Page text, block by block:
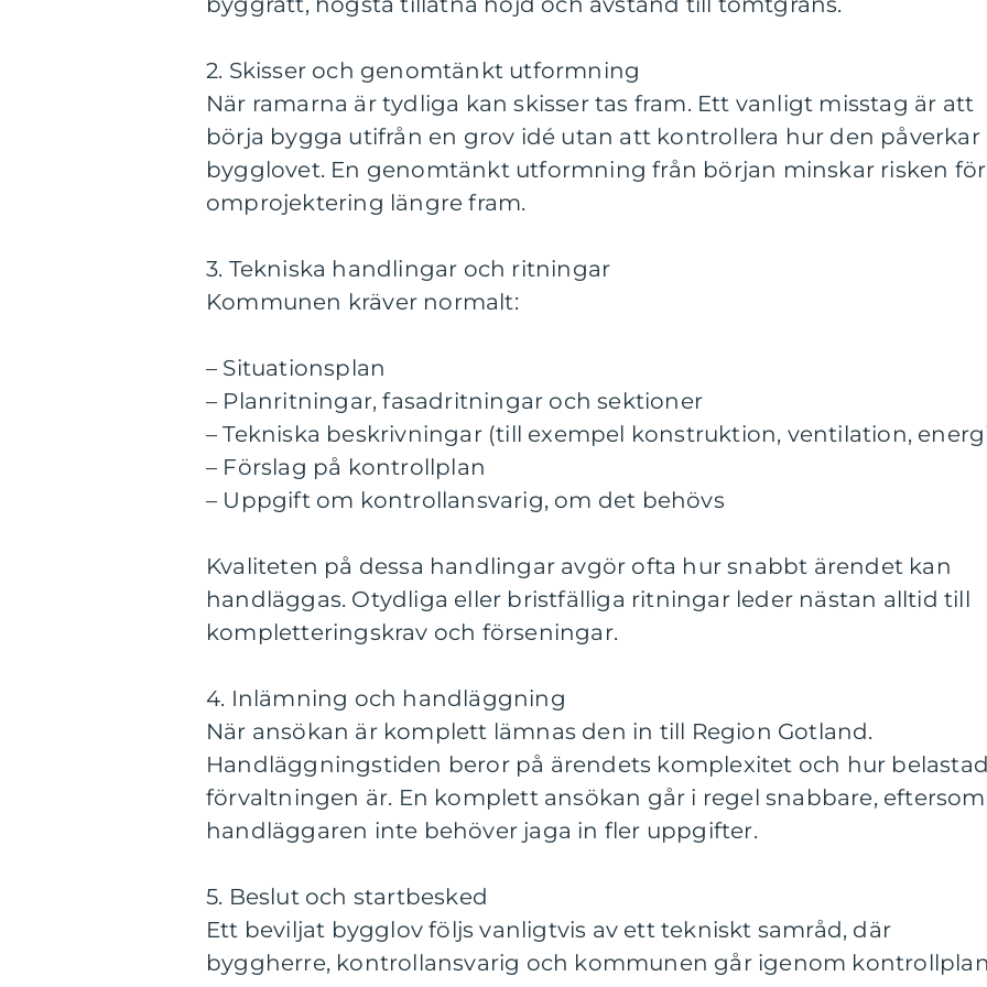
2. Skisser och genomtänkt utformning
När ramarna är tydliga kan skisser tas fram. Ett vanligt misstag är att
börja bygga utifrån en grov idé utan att kontrollera hur den påverkar
bygglovet. En genomtänkt utformning från början minskar risken för
omprojektering längre fram.
3. Tekniska handlingar och ritningar
Kommunen kräver normalt:
– Situationsplan
– Planritningar, fasadritningar och sektioner
– Tekniska beskrivningar (till exempel konstruktion, ventilation,
– Förslag på kontrollplan
– Uppgift om kontrollansvarig, om det behövs
Kvaliteten på dessa handlingar avgör ofta hur snabbt ärendet kan
handläggas. Otydliga eller bristfälliga ritningar leder nästan alltid till
kompletteringskrav och förseningar.
4. Inlämning och handläggning
När ansökan är komplett lämnas den in till Region Gotland.
Handläggningstiden beror på ärendets komplexitet och hur
förvaltningen är. En komplett ansökan går i regel snabbare, eftersom
handläggaren inte behöver jaga in fler uppgifter.
5. Beslut och startbesked
Ett beviljat bygglov följs vanligtvis av ett tekniskt samråd, där
byggherre, kontrollansvarig och kommunen går igenom